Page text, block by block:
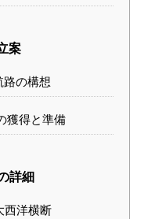
案
路の構想
獲得と準備
詳細
西洋横断